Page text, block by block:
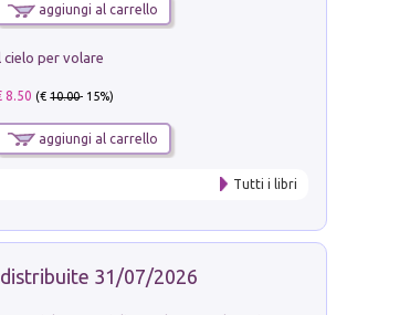
aggiungi al carrello
cielo per volare
8.50 (€10.00- 15%)
aggiungi al carrello
Tutti i libri
31/07/2026